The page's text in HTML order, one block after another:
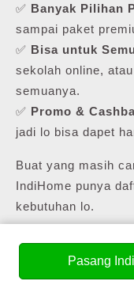
✅ Banyak Pilihan
sampai paket
✅ Bisa untuk
sekolah online,
semuanya.
✅ Promo &
jadi lo bisa dapet
Buat yang masih
IndiHome punya
kebutuhan lo.
💰 Daftar
Pasang